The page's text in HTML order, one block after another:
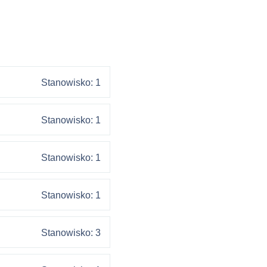
Stanowisko: 1
Stanowisko: 1
Stanowisko: 1
Stanowisko: 1
Stanowisko: 3